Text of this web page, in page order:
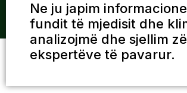
Ne ju japim
fundit të mjedisit dhe
analizojmë dhe sjellim
ekspertëve të pavarur.